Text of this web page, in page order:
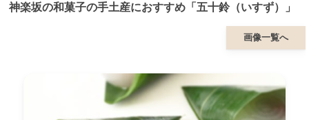
神楽坂の和菓子の手土産におすすめ「五十鈴（いすず）」
画像一覧へ